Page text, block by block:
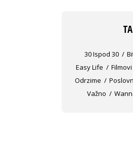
30 Ispod 30
Easy Life
Filmovi
Odrzime
Važno